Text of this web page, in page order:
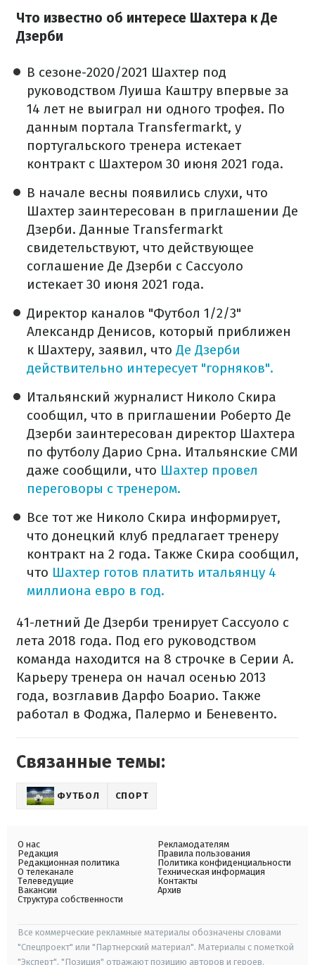
Что известно об интересе Шахтера к Де
Дзерби
В сезоне-2020/2021 Шахтер под
руководством Луиша Каштру впервые за
14 лет не выиграл ни одного трофея. По
данным портала Transfermarkt, у
португальского тренера истекает
контракт с Шахтером 30 июня 2021 года.
В начале весны появились слухи, что
Шахтер заинтересован в приглашении Де
Дзерби. Данные Transfermarkt
свидетельствуют, что действующее
соглашение Де Дзерби с Сассуоло
истекает 30 июня 2021 года.
Директор каналов "Футбол 1/2/3"
Александр Денисов, который приближен
к Шахтеру, заявил, что Де Дзерби
действительно интересует "горняков".
Итальянский журналист Николо Скира
сообщил, что в приглашении Роберто Де
Дзерби заинтересован директор Шахтера
по футболу Дарио Срна. Итальянские СМИ
даже сообщили, что Шахтер провел
переговоры с тренером.
Все тот же Николо Скира информирует,
что донецкий клуб предлагает тренеру
контракт на 2 года. Также Скира сообщил,
что Шахтер готов платить итальянцу 4
миллиона евро в год.
41-летний Де Дзерби тренирует Сассуоло с
лета 2018 года. Под его руководством
команда находится на 8 строчке в Серии А.
Карьеру тренера он начал осенью 2013
года, возглавив Дарфо Боарио. Также
работал в Фоджа, Палермо и Беневенто.
Связанные темы:
ФУТБОЛ СПОРТ
О нас
Редакция
Редакционная политика
О телеканале
Телеведущие
Вакансии
Структура собственности
Рекламодателям
Правила пользования
Политика конфиденциальности
Техническая информация
Контакты
Архив
Все коммерческие рекламные материалы обозначены словами
"Спецпроект" или "Партнерский материал". Материалы с пометкой
"Эксперт", "Позиция" отражают позицию авторов и героев.